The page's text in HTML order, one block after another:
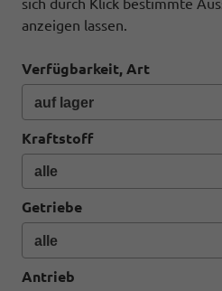
sich durch Klick bestimmte
anzeigen lassen.
Verfügbarkeit, Art
Kraftstoff
Getriebe
Antrieb